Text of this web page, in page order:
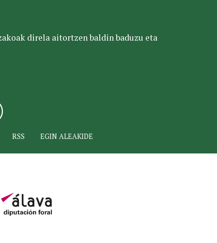
direla aitortzen baldin baduzu eta
RSS EGIN ALEAKIDE